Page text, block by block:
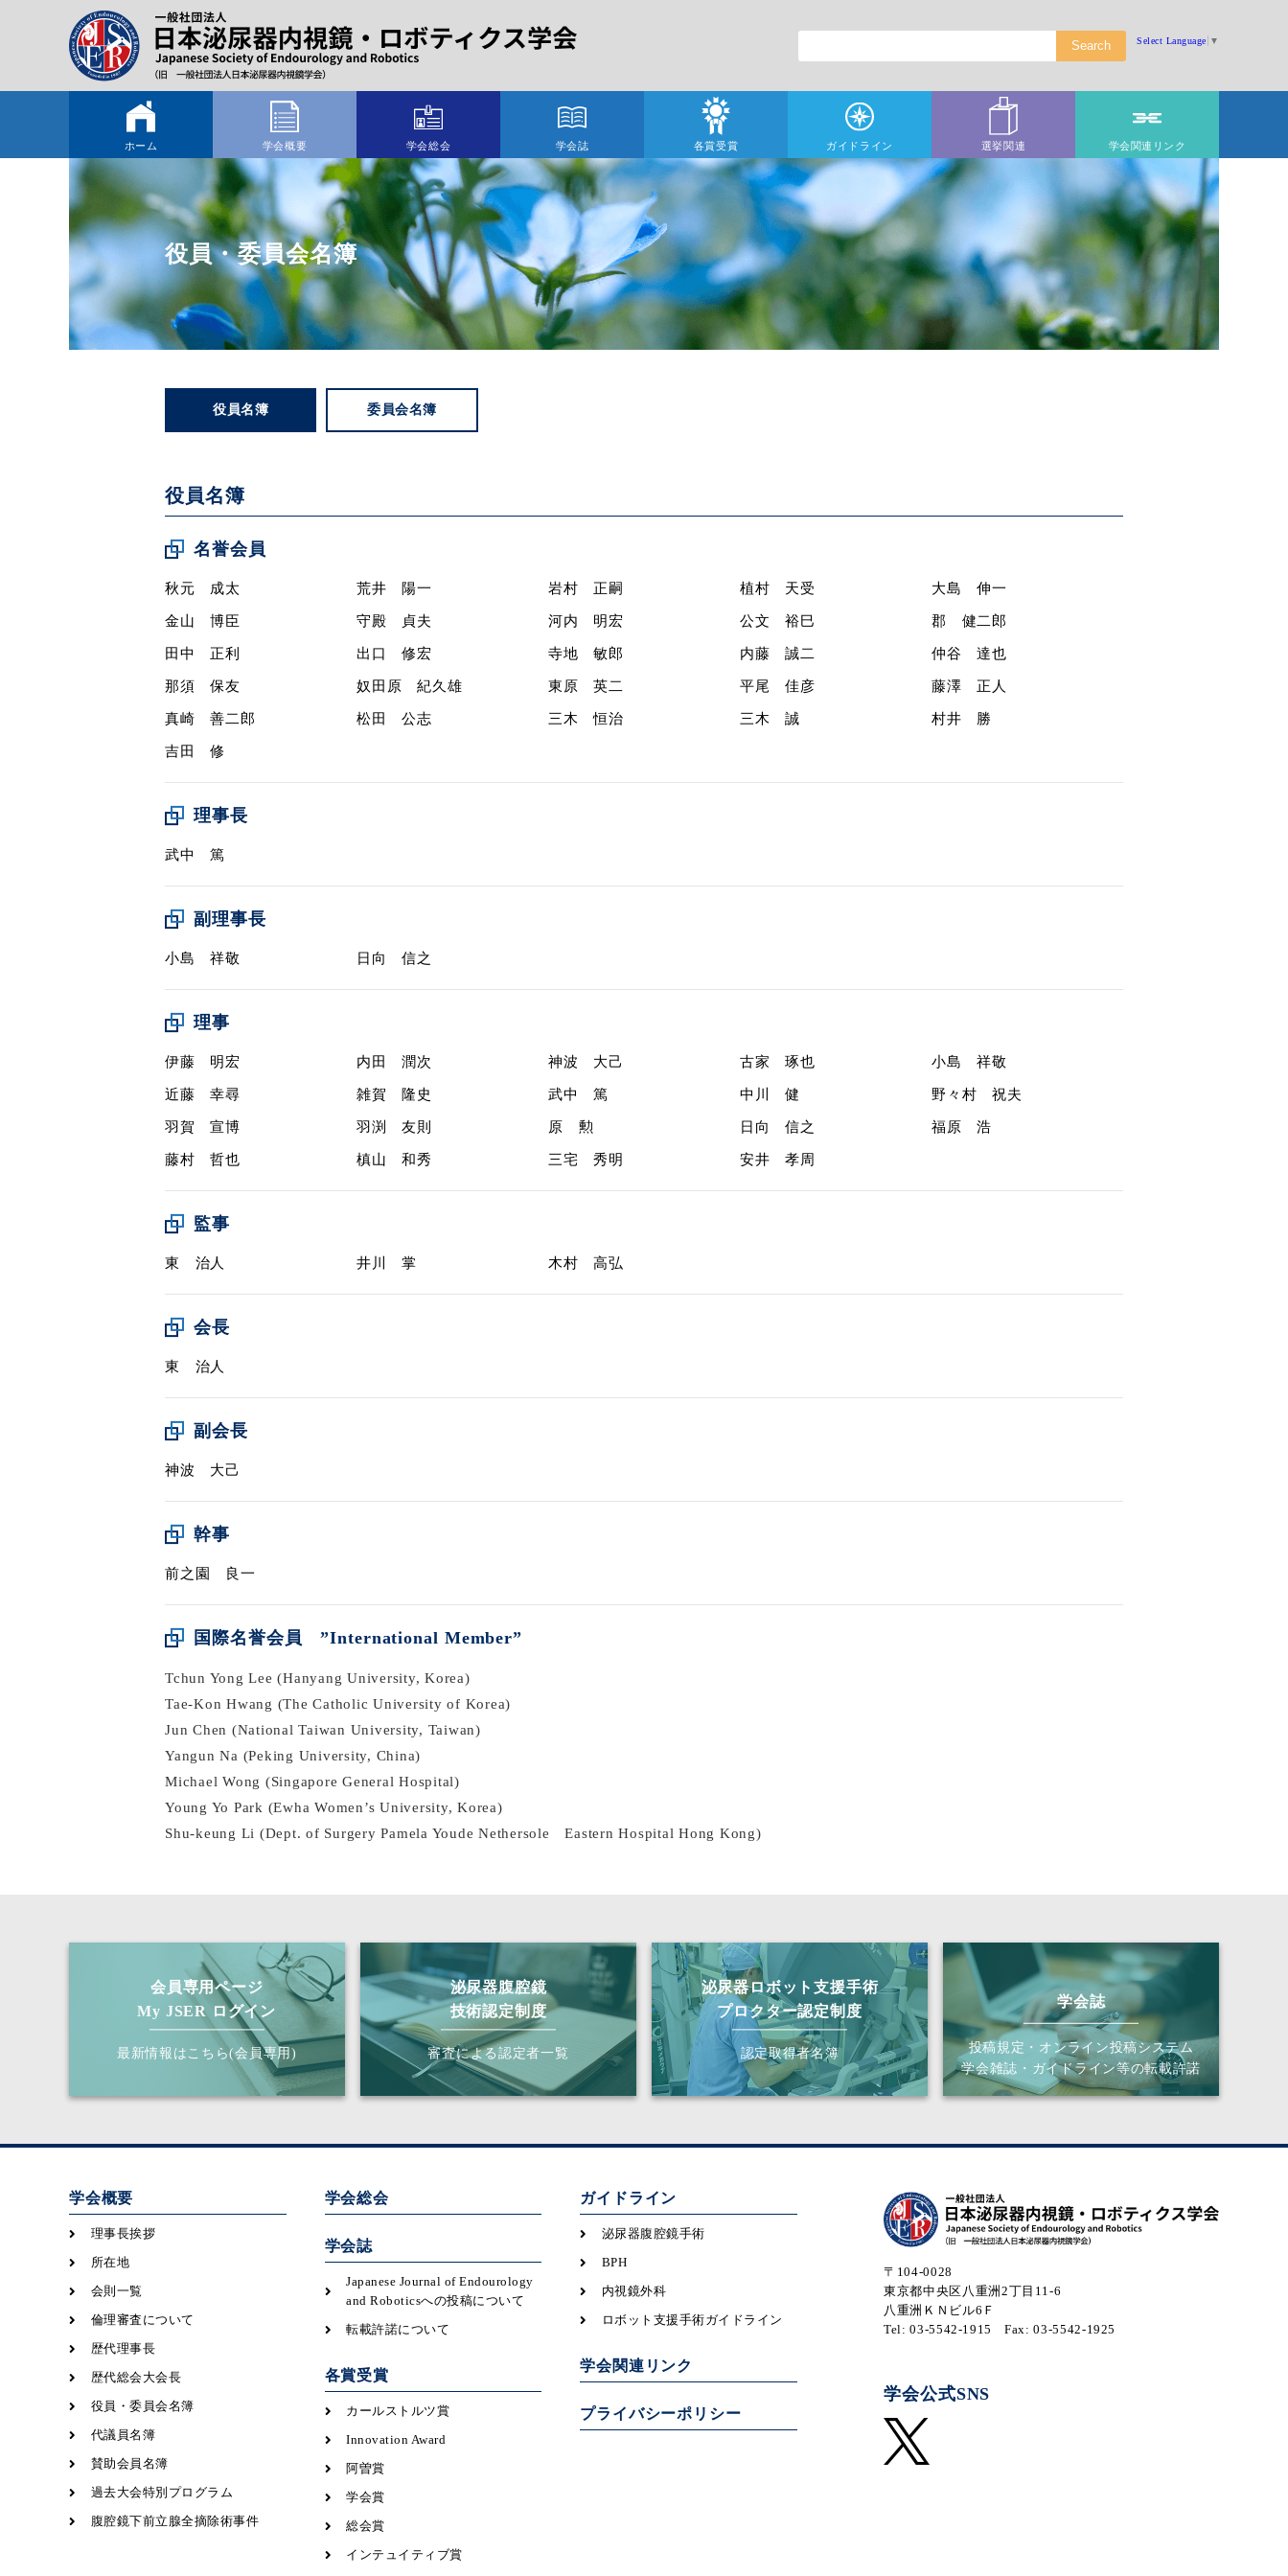
Select Language ▼
ホーム 学会概要 学会総会 学会誌 各賞受賞 ガイドライン 選挙関連 学会関連リンク
役員・委員会名簿
役員名簿 委員会名簿
役員名簿
名誉会員
秋元 成太 荒井 陽一 岩村 正嗣 植村 天受 大島 伸一
金山 博臣 守殿 貞夫 河内 明宏 公文 裕巳 郡 健二郎
田中 正利 出口 修宏 寺地 敏郎 内藤 誠二 仲谷 達也
那須 保友 奴田原 紀久雄 東原 英二 平尾 佳彦 藤澤 正人
真崎 善二郎 松田 公志 三木 恒治 三木 誠 村井 勝
吉田 修
理事長
武中 篤
副理事長
小島 祥敬 日向 信之
理事
伊藤 明宏 内田 潤次 神波 大己 古家 琢也 小島 祥敬
近藤 幸尋 雑賀 隆史 武中 篤 中川 健 野々村 祝夫
羽賀 宣博 羽渕 友則 原 勲 日向 信之 福原 浩
藤村 哲也 槙山 和秀 三宅 秀明 安井 孝周
監事
東 治人 井川 掌 木村 高弘
会長
東 治人
副会長
神波 大己
幹事
前之園 良一
国際名誉会員 ”International Member”
Tchun Yong Lee (Hanyang University, Korea)
Tae-Kon Hwang (The Catholic University of Korea)
Jun Chen (National Taiwan University, Taiwan)
Yangun Na (Peking University, China)
Michael Wong (Singapore General Hospital)
Young Yo Park (Ewha Women’s University, Korea)
Shu-keung Li (Dept. of Surgery Pamela Youde Nethersole Eastern Hospital Hong Kong)
会員専用ページ
My JSER ログイン
最新情報はこちら(会員専用)
泌尿器腹腔鏡
技術認定制度
審査による認定者一覧
泌尿器ロボット支援手術
プロクター認定制度
認定取得者名簿
学会誌
投稿規定・オンライン投稿システム
学会雑誌・ガイドライン等の転載許諾
学会概要
理事長挨拶
所在地
会則一覧
倫理審査について
歴代理事長
歴代総会大会長
役員・委員会名簿
代議員名簿
賛助会員名簿
過去大会特別プログラム
腹腔鏡下前立腺全摘除術事件
学会総会
学会誌
Japanese Journal of Endourology
and Roboticsへの投稿について
転載許諾について
各賞受賞
カールストルツ賞
Innovation Award
阿曽賞
学会賞
総会賞
インテュイティブ賞
ガイドライン
泌尿器腹腔鏡手術
BPH
内視鏡外科
ロボット支援手術ガイドライン
学会関連リンク
プライバシーポリシー
〒104-0028
東京都中央区八重洲2丁目11-6
八重洲ＫＮビル6Ｆ
Tel: 03-5542-1915
Fax: 03-5542-1925
学会公式SNS